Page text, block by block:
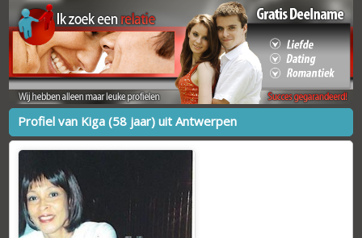
Profiel van Kiga (58 jaar) uit Antwerpen